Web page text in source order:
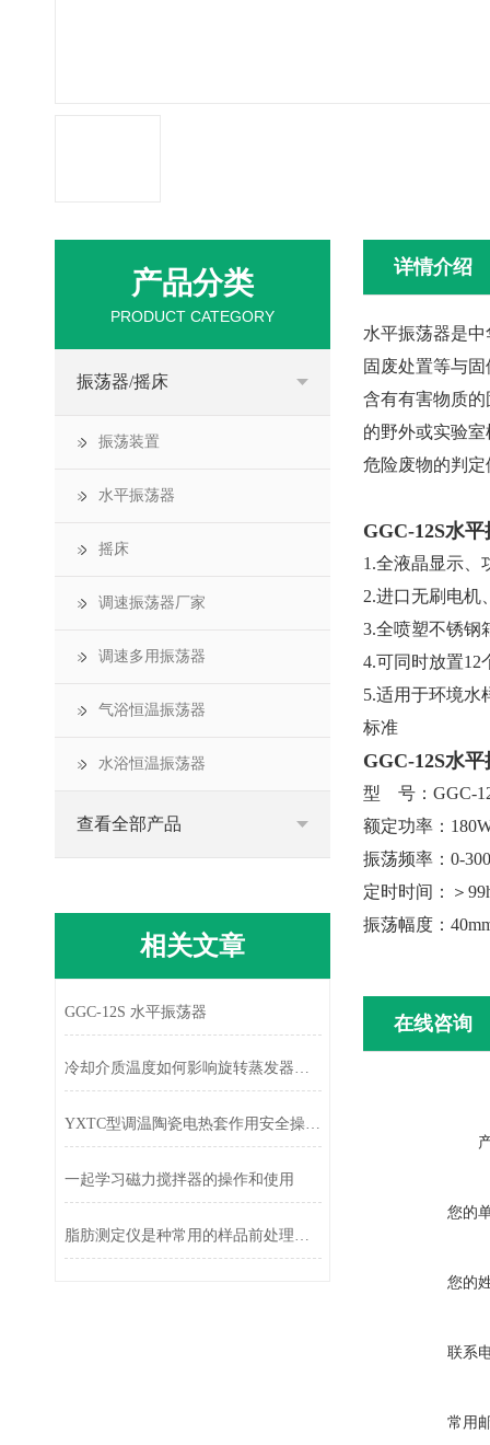
详情介绍
水平振荡器是
固废处置等与
含有有害物质
的野外或实验
危险废物的判
GGC-12S水
1.全液晶显示、
2.进口无刷电机
3.全喷塑不锈钢
4.可同时放置12
5.适用于环境水
标准
GGC-12S水
型 号：GGC-
额定功率：
振荡频率：0-
定时时间：＞
振荡幅度：
在线咨询
您的
您的
联系
常用
产品分类
PRODUCT CATEGORY
振荡器/摇床
振荡装置
水平振荡器
摇床
调速振荡器厂家
调速多用振荡器
气浴恒温振荡器
水浴恒温振荡器
查看全部产品
相关文章
GGC-12S 水平振荡器
冷却介质温度如何影响旋转蒸发器的效率？
YXTC型调温陶瓷电热套作用安全操作及保养规程
一起学习磁力搅拌器的操作和使用
脂肪测定仪是种常用的样品前处理技术